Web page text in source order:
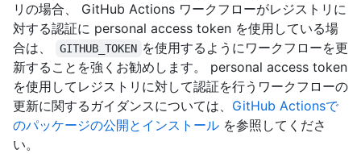
リの場合、 GitHub Actions ワークフローがレジストリに
対する認証に personal access token を使用している場
合は、
GITHUB_TOKEN を使用するようにワークフローを更
新することを強くお勧めします。 personal access token
を使用してレジストリに対して認証を行うワークフローの
更新に関するガイダンスについては、 GitHub Actionsで
のパッケージの公開とインストール を参照してくださ
い。